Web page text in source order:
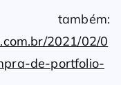
2021/02/0
de-portfolio-